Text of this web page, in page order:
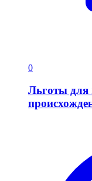
0
Льготы для